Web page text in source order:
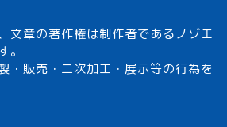
文章の著作権は制作者であるノゾエ
。
・販売・二次加工・展示等の行為を